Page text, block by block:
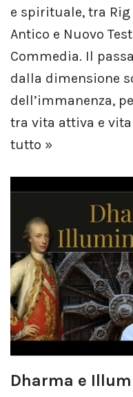
e spirituale, tra Rig
Antico e Nuovo
Commedia. Il
dalla dimensione
dell’immanenza,
tra vita attiva e
tutto »
Dharma e